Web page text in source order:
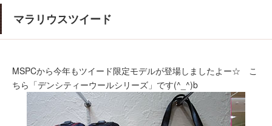
マラリウスツイード
MSPCから今年もツイード限定モデルが登場しましたよー☆ こ
ちら「デンシティーウールシリーズ」です(^_^)b